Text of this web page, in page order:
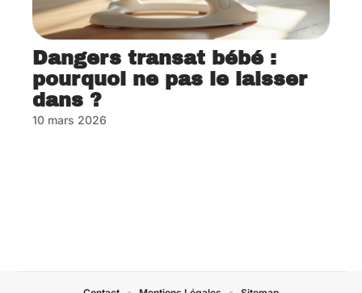
Dangers transat bébé :
pourquoi ne pas le laisser
dans ?
10 mars 2026